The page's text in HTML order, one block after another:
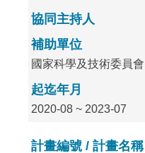
協同主持人
補助單位
國家科學及技術委員會
起迄年月
2020-08 ~ 2023-07
計畫編號 / 計畫名稱